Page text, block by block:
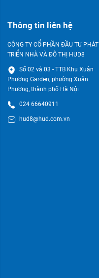
Thông tin liên hệ
CÔNG TY CỔ PHẦN ĐẦU TƯ PHÁT
TRIỂN NHÀ VÀ ĐÔ THỊ HUD8
Số 02 và 03 - TTB Khu Xuân
Phương Garden, phường Xuân
Phương, thành phố Hà Nội
024 66640911
hud8@hud.com.vn